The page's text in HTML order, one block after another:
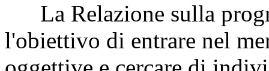
La Relazione sulla
l'obiettivo di entrare nel